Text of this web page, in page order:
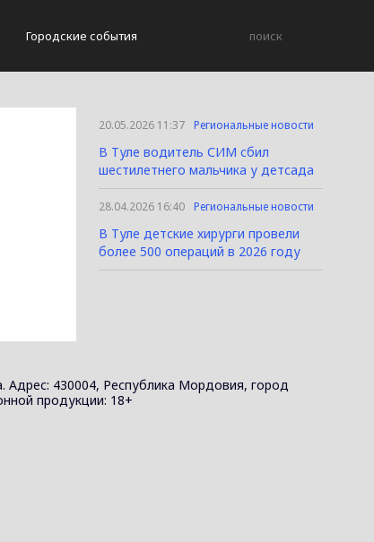
Городские события
20.05.2026 11:37 Региональные новости
В Туле водитель СИМ сбил
шестилетнего мальчика у детсада
28.04.2026 16:40 Региональные новости
В Туле детские хирурги провели
более 500 операций в 2026 году
Адрес: 430004, Республика Мордовия, город
продукции: 18+